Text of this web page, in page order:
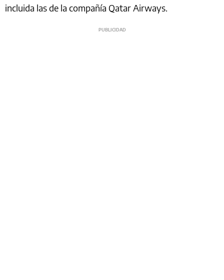
incluida las de la compañía Qatar Airways.